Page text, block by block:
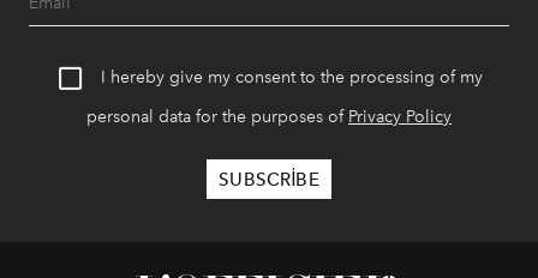
I hereby give my consent to the processing of my
personal data for the purposes of Privacy Policy